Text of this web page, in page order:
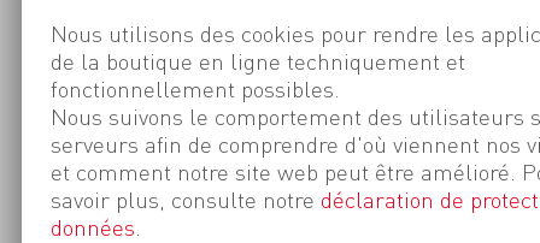
Nous utilisons des cookies pour rendre les
de la boutique en ligne techniquement et
fonctionnellement possibles.
Nous suivons le comportement des utilisateurs
serveurs afin de comprendre d'où viennent nos
et comment notre site web peut être amélioré.
savoir plus, consulte notre déclaration de
données